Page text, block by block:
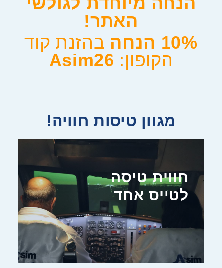
האתר!
10% הנחה
בהזנת קוד
הקופון: Asim26
מגוון טיסות חוויה!
חווית טיסה
לטייס אחד